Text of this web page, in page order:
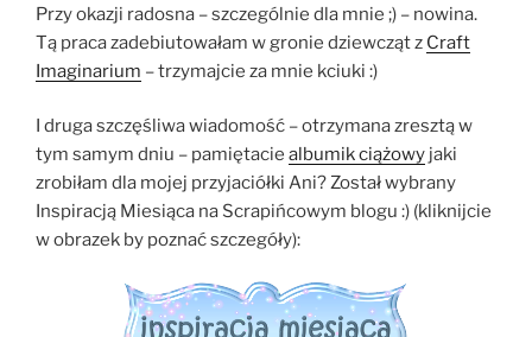
Przy okazji radosna – szczególnie dla mnie ;) – nowina.
Tą praca zadebiutowałam w gronie dziewcząt z Craft
Imaginarium – trzymajcie za mnie kciuki :)
I druga szczęśliwa wiadomość – otrzymana zresztą w
tym samym dniu – pamiętacie albumik ciążowy jaki
zrobiłam dla mojej przyjaciółki Ani? Został wybrany
Inspiracją Miesiąca na Scrapińcowym blogu :) (kliknijcie
w obrazek by poznać szczegóły):